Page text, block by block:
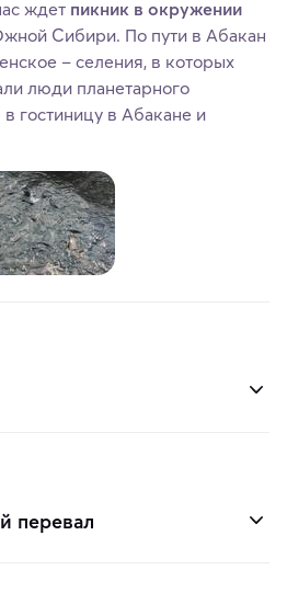
ждет пикник в окружении
Сибири. По пути в Абакан
– селения, в которых
люди планетарного
гостиницу в Абакане и
перевал